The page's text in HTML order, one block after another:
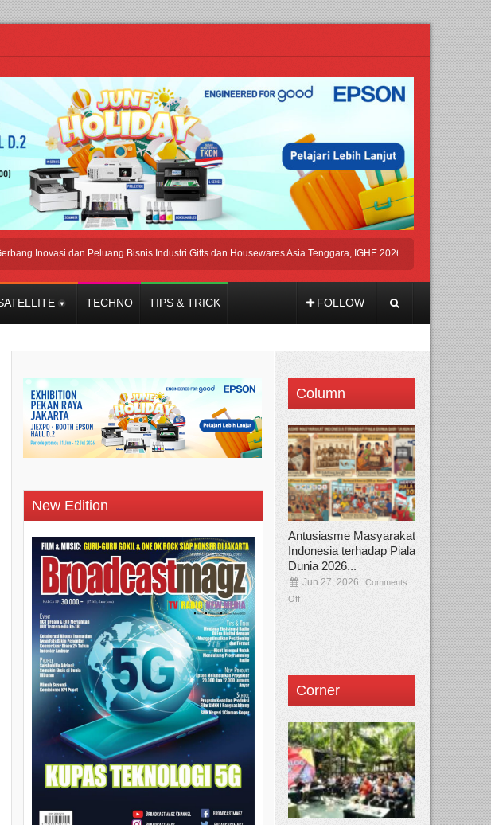
Inovasi dan Peluang Bisnis Industri Gifts dan Housewares Asia Tenggara, IGHE 2026 Kembali Digelar di Jakarta
TECHNO TIPS & TRICK FOLLOW
New Edition
Column
Antusiasme Masyarakat
Indonesia terhadap Piala
Dunia 2026...
Jun 27, 2026
Comments
Off
Corner